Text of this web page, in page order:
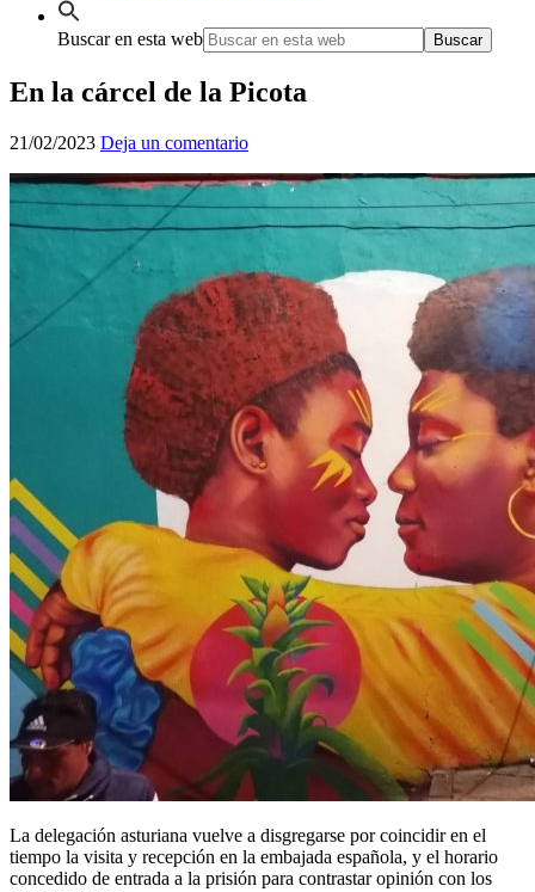
Buscar en esta web
En la cárcel de la Picota
21/02/2023 Deja un comentario
La delegación asturiana vuelve a disgregarse por coincidir en el
tiempo la visita y recepción en la embajada española, y el horario
concedido de entrada a la prisión para contrastar opinión con los